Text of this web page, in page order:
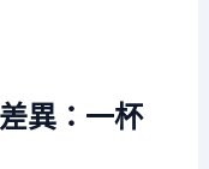
異：一杯